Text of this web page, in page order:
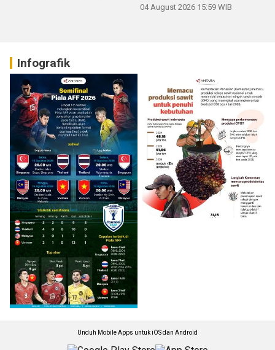
04 August 2026 15:59 WIB
Infografik
Unduh Mobile Apps untuk iOS dan Android